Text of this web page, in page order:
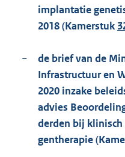
implantatie
2018 (Kamerstuk
−
de brief van de
Infrastructuur en
2020 inzake
advies
derden bij
gentherapie